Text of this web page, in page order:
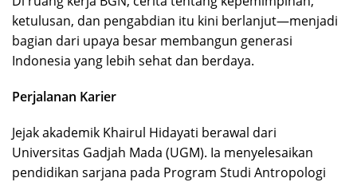
ketulusan, dan pengabdian itu kini berlanjut—menjadi
bagian dari upaya besar membangun generasi
Indonesia yang lebih sehat dan berdaya.
Perjalanan Karier
Jejak akademik Khairul Hidayati berawal dari
Universitas Gadjah Mada (UGM). Ia menyelesaikan
pendidikan sarjana pada Program Studi Antropologi